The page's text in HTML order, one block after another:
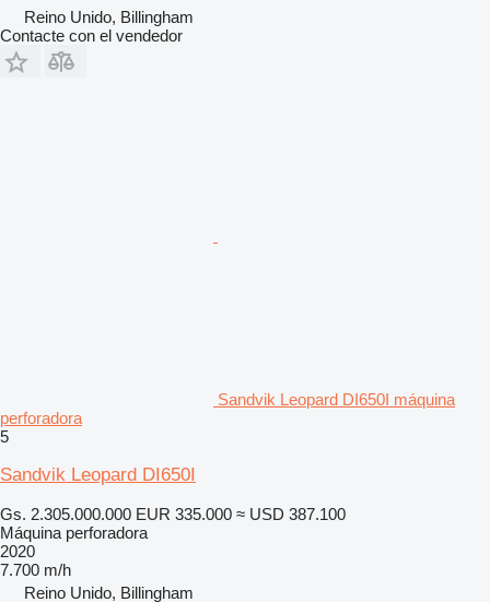
Reino Unido, Billingham
Contacte con el vendedor
Sandvik Leopard DI650I máquina
perforadora
5
Sandvik Leopard DI650I
Gs. 2.305.000.000 EUR 335.000 ≈ USD 387.100
Máquina perforadora
2020
7.700 m/h
Reino Unido, Billingham